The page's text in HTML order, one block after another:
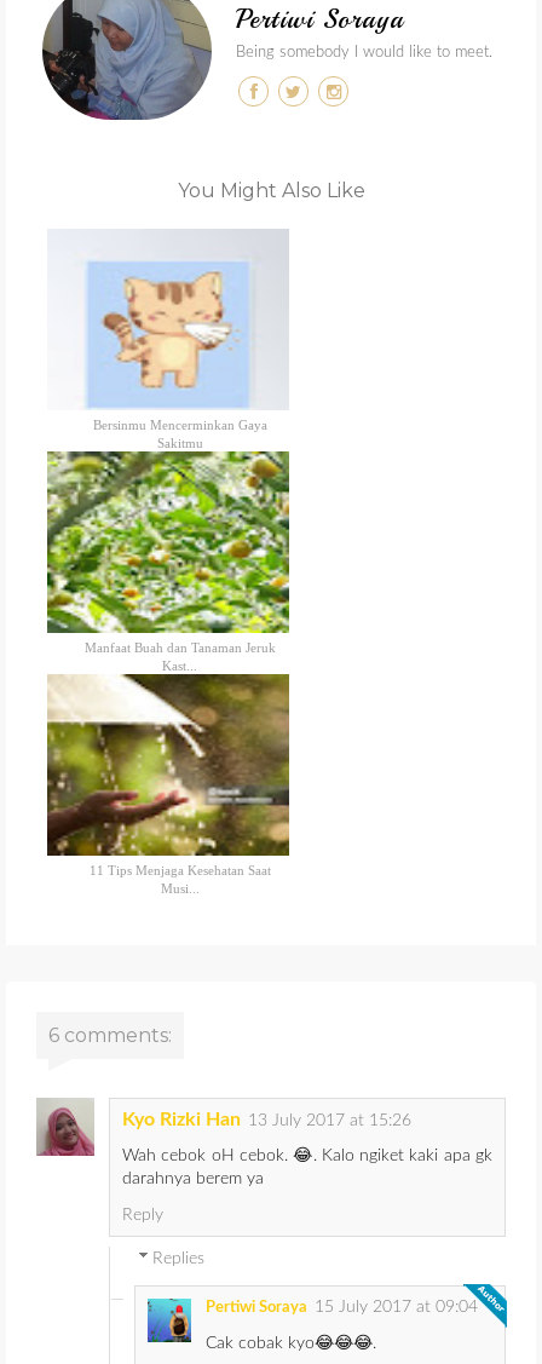
Pertiwi Soraya
Being somebody I would like to meet.
You Might Also Like
Bersinmu Mencerminkan Gaya
Sakitmu
Manfaat Buah dan Tanaman Jeruk
Kast...
11 Tips Menjaga Kesehatan Saat
Musi...
6 comments:
Kyo Rizki Han 13 July 2017 at 15:26
Wah cebok oH cebok. 😂. Kalo ngiket kaki apa gk
darahnya berem ya
Reply
Replies
Pertiwi Soraya 15 July 2017 at 09:04
Cak cobak kyo😂😂😂.